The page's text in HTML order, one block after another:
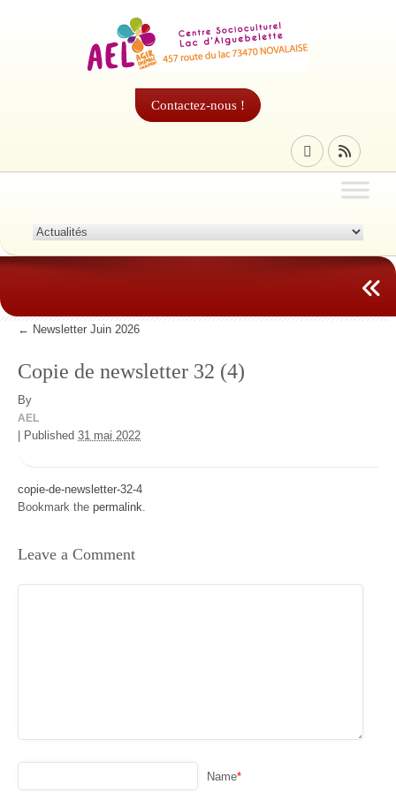
Contactez-nous !
← Newsletter Juin 2026
Copie de newsletter 32 (4)
By
AEL
Published 31 mai 2022
copie-de-newsletter-32-4
Bookmark the permalink.
Leave a Comment
Name*